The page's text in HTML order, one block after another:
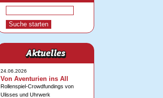
24.06.2026
Von Aventurien ins All
Rollenspiel-Crowdfundings von
Ulisses und Uhrwerk